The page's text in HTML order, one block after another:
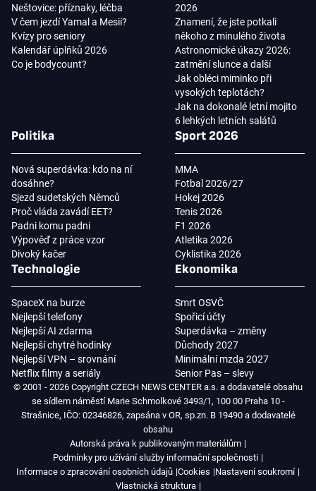
Neštovice: příznaky, léčba
V čem jezdí Yamal a Mesii?
Kvízy pro seniory
Kalendář úplňků 2026
Co je bodycount?
2026
Znamení, že jste potkali
někoho z minulého života
Astronomické úkazy 2026:
zatmění slunce a další
Jak obléci miminko při
vysokých teplotách?
Jak na dokonalé letní mojito
6 lehkých letních salátů
Politika
Nová superdávka: kdo na ní
dosáhne?
Sjezd sudetských Němců
Proč vláda zavádí EET?
Padni komu padni
Výpověď z práce vzor
Divoký kačer
Sport 2026
MMA
Fotbal 2026/27
Hokej 2026
Tenis 2026
F1 2026
Atletika 2026
Cyklistika 2026
Technologie
SpaceX na burze
Nejlepší telefony
Nejlepší AI zdarma
Nejlepší chytré hodinky
Nejlepší VPN – srovnání
Netflix filmy a seriály
Ekonomika
Smrt OSVČ
Spořicí účty
Superdávka – změny
Důchody 2027
Minimální mzda 2027
Senior Pas – slevy
© 2001 - 2026 Copyright CZECH NEWS CENTER a.s. a dodavatelé obsahu
se sídlem náměstí Marie Schmolkové 3493/1, 100 00 Praha 10 -
Strašnice, IČO: 02346826, zapsána v OR, sp.zn. B 19490 a dodavatelé
obsahu
Autorská práva k publikovaným materiálům
Podmínky pro užívání služby informační společnosti
Informace o zpracování osobních údajů Cookies Nastavení soukromí
Vlastnická struktura